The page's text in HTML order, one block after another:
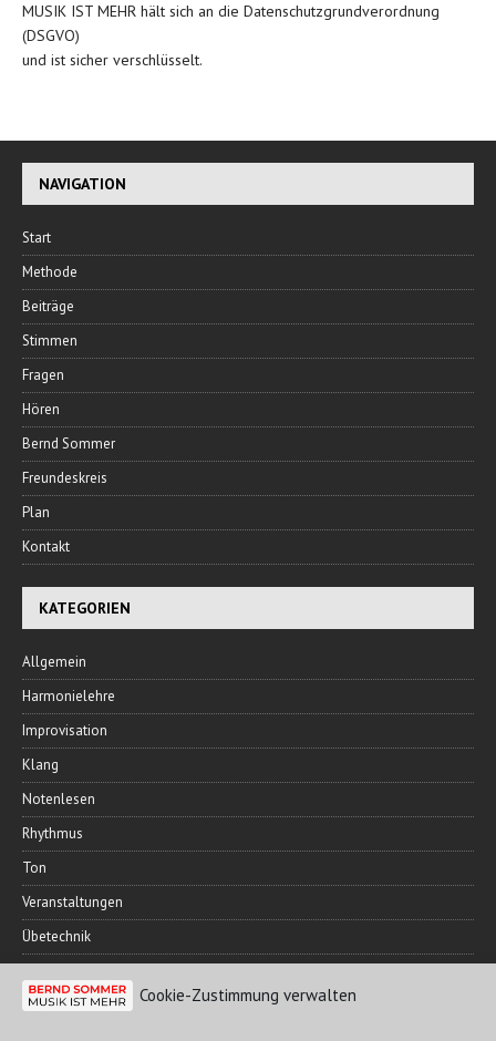
Cookie-Zustimmung verwalten
MUSIK IST MEHR hält sich an die Datenschutzgrundverordnung
(DSGVO)
und ist sicher verschlüsselt.
NAVIGATION
Start
Methode
Beiträge
Stimmen
Fragen
Hören
Bernd Sommer
Freundeskreis
Plan
Kontakt
KATEGORIEN
Allgemein
Harmonielehre
Improvisation
Klang
Notenlesen
Rhythmus
Ton
Veranstaltungen
Übetechnik
FREUNDESKREIS